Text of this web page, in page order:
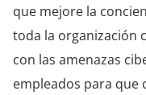
que mejore la
toda la organización
con las amenazas
empleados para que